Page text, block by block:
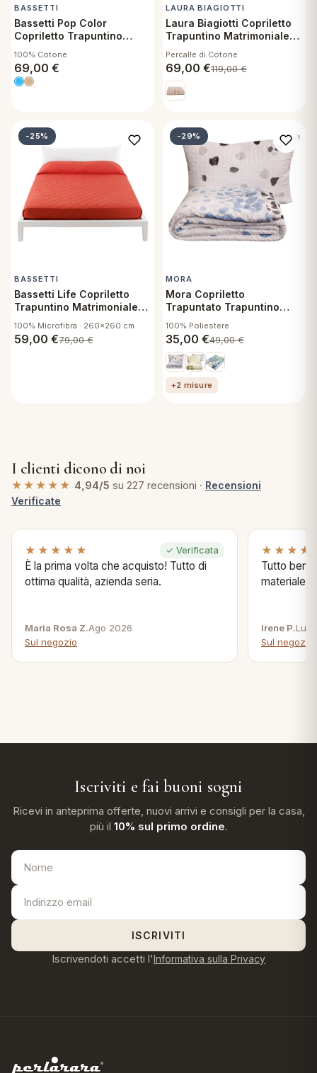
BASSETTI
Bassetti Pop Color
Copriletto Trapuntino
100% Cotone
69,00 €
LAURA BIAGIOTTI
Laura Biagiotti Copriletto
Trapuntino Matrimoniale
260x270 Clair Tortora
Percalle di Cotone
69,00 €119,00€
-25%
BASSETTI
Bassetti Life Copriletto
Trapuntino Matrimoniale
100% Microfibra · 260x260 cm
59,00 €79,00€
-29%
MORA
Mora Copriletto
Trapuntato Trapuntino
arredo Milena
100% Poliestere
35,00 €49,00€
+2 misure
I clienti dicono di noi
★★★★★ 4,94/5 su 227 recensioni · Recensioni
Verificate
★★★★★ ✓ Verificata
È la prima volta che acquisto! Tutto di
ottima qualità, azienda seria.
Maria Rosa Z.Ago 2026
Sul negozio
Tutto bene
materiale .
Irene P.Lug
Sul negozio
Iscriviti e fai buoni sogni
Ricevi in anteprima offerte, nuovi arrivi e consigli per la casa,
più il 10% sul primo ordine.
ISCRIVITI
Iscrivendoti accetti l'Informativa sulla Privacy